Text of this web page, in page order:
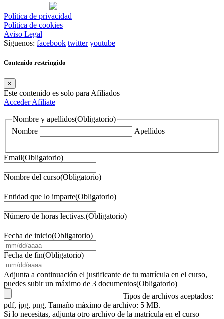
Política de privacidad
Política de cookies
Aviso Legal
Síguenos: facebook twitter youtube
Contenido restringido
×
Este contenido es solo para Afiliados
AccederAfiliate
Nombre y apellidos(Obligatorio)
Nombre
Apellidos
Email(Obligatorio)
Nombre del curso(Obligatorio)
Entidad que lo imparte(Obligatorio)
Número de horas lectivas.(Obligatorio)
Fecha de inicio(Obligatorio)
barra
DD
barra
AAAA
Fecha de fin(Obligatorio)
barra
DD
Adjunta a continuación el justificante de tu matrícula en el curso,
puedes subir un máximo de 3 documentos(Obligatorio)
Tipos de archivos aceptados:
pdf, jpg, png, Tamaño máximo de archivo: 5 MB.
Si lo necesitas, adjunta otro archivo de la matrícula en el curso